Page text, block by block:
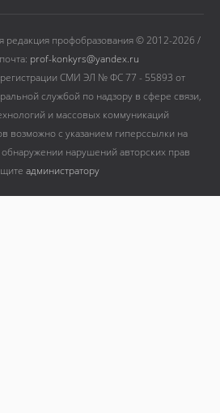
редакция профобразования © 2012-2026 /
prof-konkyrs@yandex.ru
регистрации СМИ ЭЛ № ФС 77 - 55893 от
службой по надзору в сфере связи,
и массовых коммуникаций
возможно с указанием гиперссылки на
нарушений авторских прав
администратору